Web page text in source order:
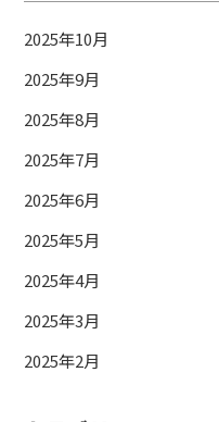
2025年10月
2025年9月
2025年8月
2025年7月
2025年6月
2025年5月
2025年4月
2025年3月
2025年2月